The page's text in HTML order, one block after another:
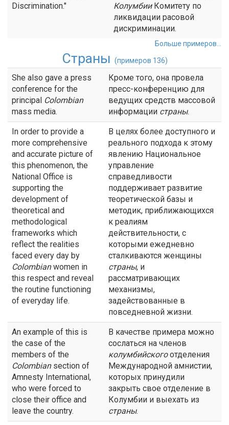
Discrimination."
КолумбииКомитету по
ликвидации расовой
дискриминации.
Больше примеров...
Страны (примеров 136)
She also gave a press
conference for the
principal Colombian
mass media.
Кроме того, она провела
пресс-конференцию для
ведущих средств массовой
информации страны.
In order to provide a
more comprehensive
and accurate picture of
this phenomenon, the
National Office is
supporting the
development of
theoretical and
methodological
frameworks which
reflect the realities
faced every day by
Colombianwomen in
this respect and reveal
the routine functioning
of everyday life.
В целях более доступного и
реального подхода к этому
явлению Национальное
управление
справедливости
поддерживает развитие
теоретической базы и
методик, приближающихся
к реалиям
действительности, с
которыми ежедневно
сталкиваются женщины
страны, и
рассматривающих
механизмы,
задействованные в
повседневной жизни.
An example of this is
the case of the
members of the
Colombiansection of
Amnesty International,
who were forced to
close their office and
leave the country.
В качестве примера можно
сослаться на членов
колумбийскогоотделения
Международной амнистии,
которых принудили
закрыть свое отделение в
Колумбии и выехать из
страны.